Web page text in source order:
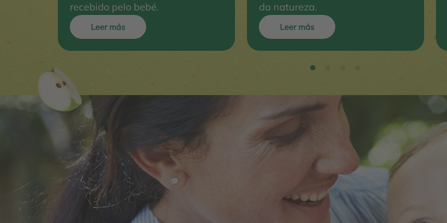
recebido pelo bebé.
Leer más
da natureza.
Leer más